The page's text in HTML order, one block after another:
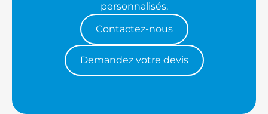
personnalisés.
Contactez-nous
Demandez votre devis